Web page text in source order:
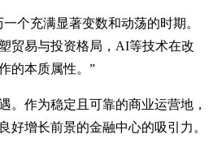
个充满显著变数和动荡的时期。
贸易与投资格局，AI等技术在改
的本质属性。”
。作为稳定且可靠的商业运营地，
好增长前景的金融中心的吸引力。